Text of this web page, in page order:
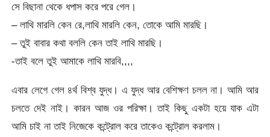
সে বিছানা থেকে ধপাস করে পরে গেল।
– লাথি মারলি কেন রে,লাথি মারলি কেন, তোকে আমি মারছি।
– তুই বাবার কথা বললি কেন তাই লাথি মারছি।
-তাই বলে তুই আমাকে লাথি মারবি,,,,
এবার লেগে গেল ৪র্থ বিশ্ব যুদ্ধ। এ যুদ্ধ আর বেশিক্ষণ চলল না। আমি আর
চলতে দেই নাই। কারন আজ ওর পরিক্ষা। তাই কিছু একটা হয়ে যাক এটা
আমি চাই না তাই নিজেকে কন্ট্রোল করে তাকেও কন্ট্রোল করলাম।